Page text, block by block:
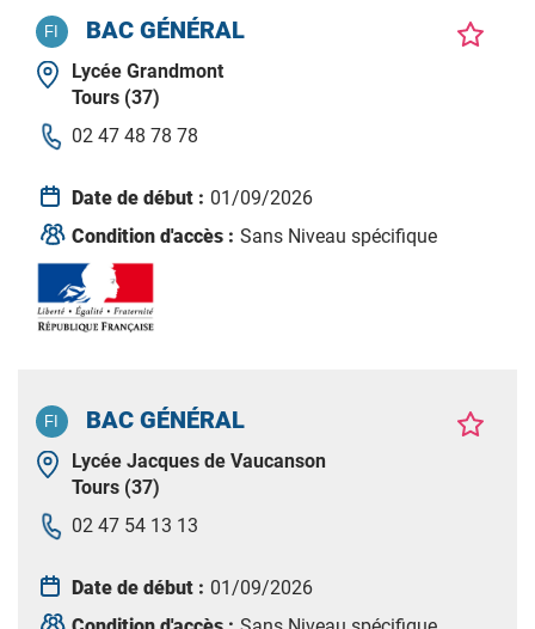
BAC GÉNÉRAL
Lycée Grandmont
Tours (37)
02 47 48 78 78
Date de début : 01/09/2026
Condition d'accès : Sans Niveau spécifique
BAC GÉNÉRAL
Lycée Jacques de Vaucanson
Tours (37)
02 47 54 13 13
Date de début : 01/09/2026